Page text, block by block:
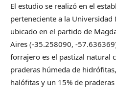
El estudio se realizó en el
perteneciente a la Universidad
ubicado en el partido de
Aires (-35.258090, -
forrajero es el pastizal natural
praderas húmeda de
halófitas y un 15% de